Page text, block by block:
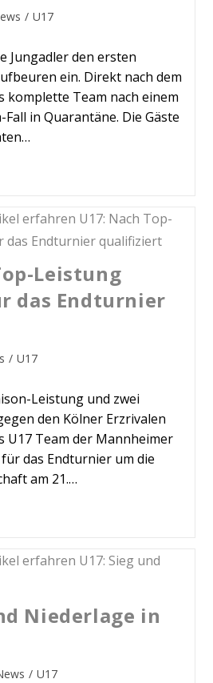
/ U17
Jungadler den ersten
ein. Direkt nach dem
komplette Team nach einem
in Quarantäne. Die Gäste
Leistung
das Endturnier
/ U17
Leistung und zwei
den Kölner Erzrivalen
U17 Team der Mannheimer
das Endturnier um die
am 21.…
Niederlage in
/ U17